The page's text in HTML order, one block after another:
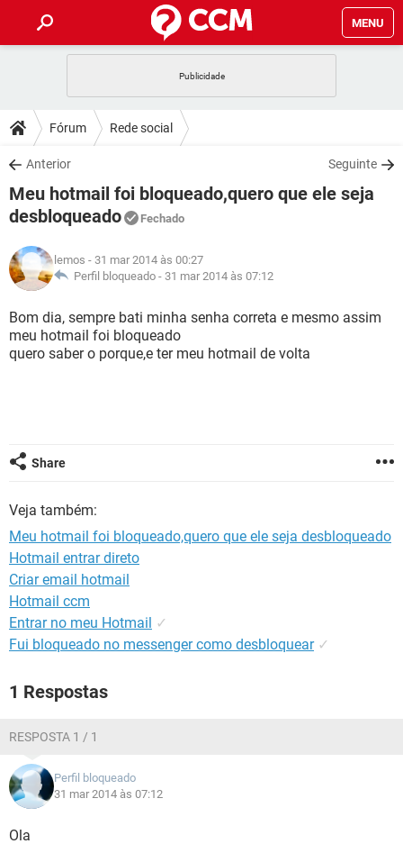
MENU
CELULAR
OUTLOOK
INSTAGRAM GMAIL
GUIA DE COMPRAS
DICAS
JOGOS
OUTLOOK
GUIA DE COMPRAS
DOWNLOADS
JOGOS WHATSAPP
CELULAR
OUTLOOK
INSTAGRAM
GUIA DE COMPRAS
FÓRUM
CELULAR FACEBOOK
INSTAGRAM
GUIA DE COMPRAS
GLOSSÁRIO
JOGOS
CELULAR FACEBOOK
OUTLOOK EXCEL
Fórum Rede social
Anterior Seguinte
Meu hotmail foi bloqueado,quero que ele seja
desbloqueado
Fechado
lemos - 31 mar 2014 às 00:27
Perfil bloqueado - 31 mar 2014 às 07:12
Bom dia, sempre bati minha senha correta e mesmo assim
meu hotmail foi bloqueado
quero saber o porque,e ter meu hotmail de volta
Share
Veja também:
Meu hotmail foi bloqueado,quero que ele seja desbloqueado
Hotmail entrar direto
Criar email hotmail
Hotmail ccm
Entrar no meu Hotmail ✓
Fui bloqueado no messenger como desbloquear ✓
1 Respostas
RESPOSTA 1 / 1
Perfil bloqueado
31 mar 2014 às 07:12
Ola